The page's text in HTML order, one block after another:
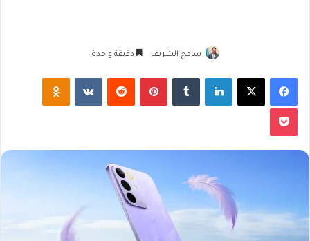
سامح الشريف دقيقة واحدة
فيسبوك لينكدإن بينتيريست